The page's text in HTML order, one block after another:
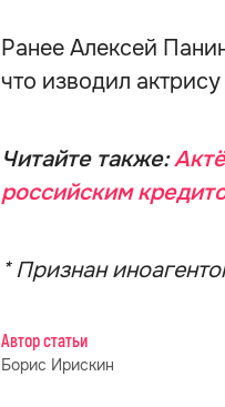
Ранее Алексей
что изводил
Читайте также:
российским
* Признан
Автор статьи
Борис Ирискин